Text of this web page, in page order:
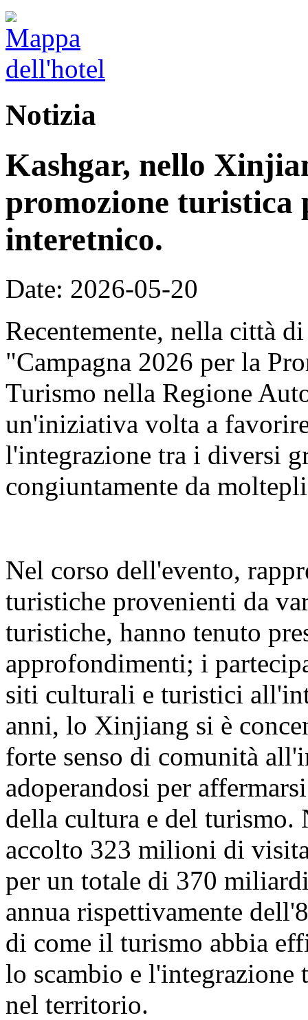
Notizia
Kashgar, nello
promozione turistica
interetnico.
Date: 2026-05-20
Recentemente, nella città
"Campagna 2026 per la
Turismo nella Regione
un'iniziativa volta a
l'integrazione tra i diversi
congiuntamente da
Nel corso dell'evento,
turistiche provenienti da
turistiche, hanno tenuto
approfondimenti; i
siti culturali e turistici
anni, lo Xinjiang si è
forte senso di comunità
adoperandosi per
della cultura e del turismo.
accolto 323 milioni di
per un totale di 370
annua rispettivamente
di come il turismo abbia
lo scambio e
nel territorio.